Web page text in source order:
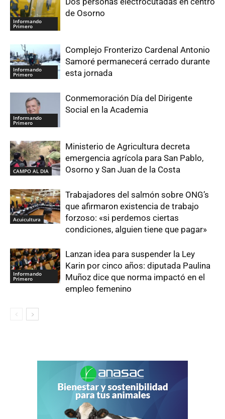
Informando
Primero
de Osorno
Informando
Primero
Complejo Fronterizo Cardenal Antonio
Samoré permanecerá cerrado durante
esta jornada
Informando
Primero
Conmemoración Día del Dirigente
Social en la Academia
CAMPO AL DIA
Ministerio de Agricultura decreta
emergencia agrícola para San Pablo,
Osorno y San Juan de la Costa
Acuicultura
Trabajadores del salmón sobre ONG’s
que afirmaron existencia de trabajo
forzoso: «si perdemos ciertas
condiciones, alguien tiene que pagar»
Informando
Primero
Lanzan idea para suspender la Ley
Karin por cinco años: diputada Paulina
Muñoz dice que norma impactó en el
empleo femenino